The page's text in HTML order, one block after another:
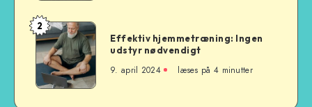
Danmark
Effektiv
hjemmetræning:
Ingen
udstyr
nødvendigt
2
Effektiv hjemmetræning: Ingen
udstyr nødvendigt
9. april 2024 læses på 4 minutter